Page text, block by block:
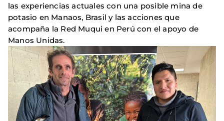
las experiencias actuales con una posible mina de
potasio en Manaos, Brasil y las acciones que
acompaña la Red Muqui en Perú con el apoyo de
Manos Unidas.